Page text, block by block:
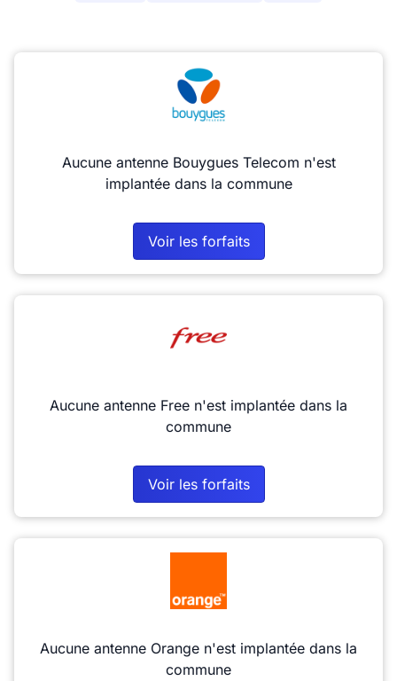
Aucune antenne Bouygues Telecom n'est
implantée dans la commune
Voir les forfaits
Aucune antenne Free n'est implantée dans la
commune
Voir les forfaits
Aucune antenne Orange n'est implantée dans la
commune